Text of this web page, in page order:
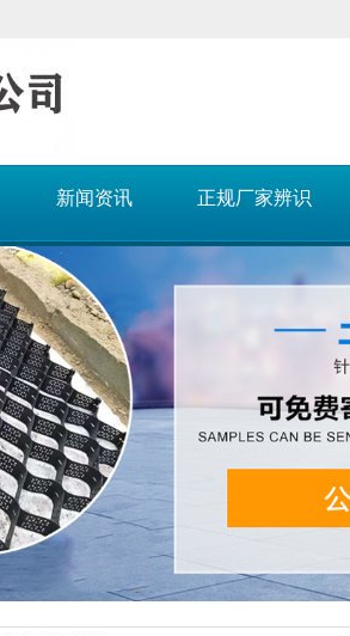
新闻资讯 正规厂家辨识